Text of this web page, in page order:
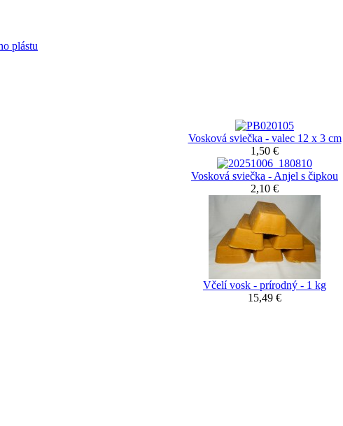
plástu
Vosková sviečka - valec 12 x 3 cm
1,50 €
Vosková sviečka - Anjel s čipkou
2,10 €
Včelí vosk - prírodný - 1 kg
15,49 €